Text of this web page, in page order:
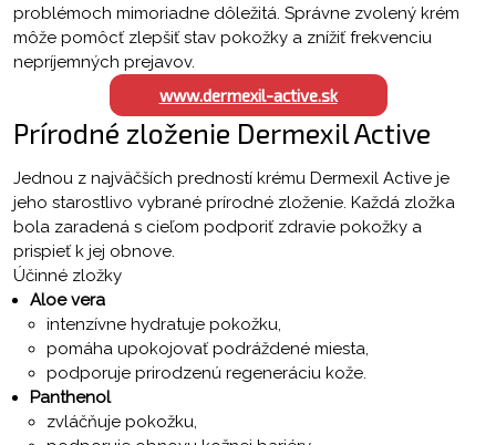
problémoch mimoriadne dôležitá. Správne zvolený krém
môže pomôcť zlepšiť stav pokožky a znížiť frekvenciu
nepríjemných prejavov.
www.dermexil-active.sk
Prírodné zloženie Dermexil Active
Jednou z najväčších predností krému Dermexil Active je
jeho starostlivo vybrané prírodné zloženie. Každá zložka
bola zaradená s cieľom podporiť zdravie pokožky a
prispieť k jej obnove.
Účinné zložky
Aloe vera
intenzívne hydratuje pokožku,
pomáha upokojovať podráždené miesta,
podporuje prirodzenú regeneráciu kože.
Panthenol
zvláčňuje pokožku,